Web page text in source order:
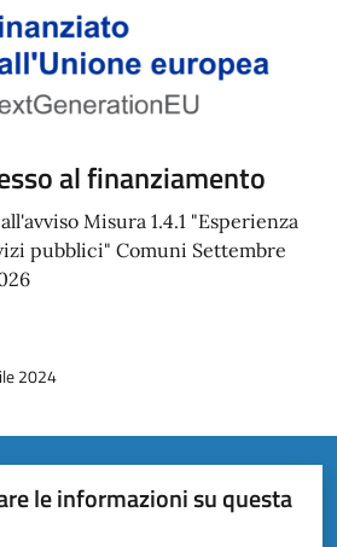
al finanziamento
Misura 1.4.1 "Esperienza
pubblici" Comuni Settembre
2024
le informazioni su questa